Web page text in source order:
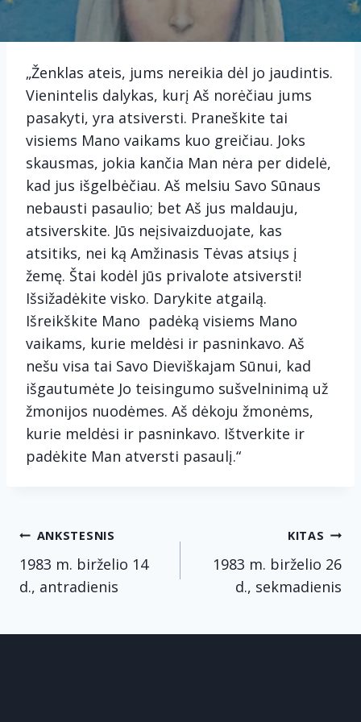
„Ženklas ateis, jums nereikia dėl jo jaudintis.
Vienintelis dalykas, kurį Aš norėčiau jums
pasakyti, yra atsiversti. Praneškite tai
visiems Mano vaikams kuo greičiau. Joks
skausmas, jokia kančia Man nėra per didelė,
kad jus išgelbėčiau. Aš melsiu Savo Sūnaus
nebausti pasaulio; bet Aš jus maldauju,
atsiverskite. Jūs neįsivaizduojate, kas
atsitiks, nei ką Amžinasis Tėvas atsiųs į
žemę. Štai kodėl jūs privalote atsiversti!
Išsižadėkite visko. Darykite atgailą.
Išreikškite Mano padėką visiems Mano
vaikams, kurie meldėsi ir pasninkavo. Aš
nešu visa tai Savo Dieviškajam Sūnui, kad
išgautumėte Jo teisingumo sušvelninimą už
žmonijos nuodėmes. Aš dėkoju žmonėms,
kurie meldėsi ir pasninkavo. Ištverkite ir
padėkite Man atversti pasaulį.“
Navigacija
tarp
ANKSTESNIS
1983 m. birželio 14
d., antradienis
KITAS
1983 m. birželio 26
d., sekmadienis